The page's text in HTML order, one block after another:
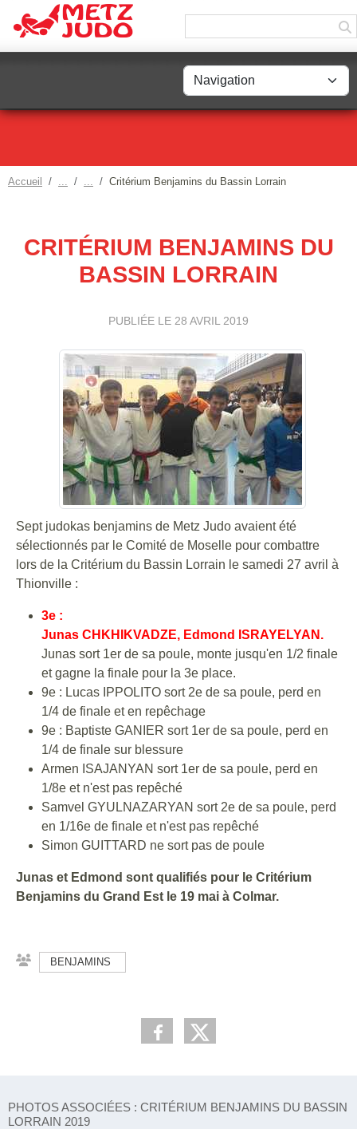
Accueil Critérium Benjamins du Bassin Lorrain
CRITÉRIUM BENJAMINS DU
BASSIN LORRAIN
PUBLIÉE LE 28 AVRIL 2019
Sept judokas benjamins de Metz Judo avaient été
sélectionnés par le Comité de Moselle pour combattre
lors de la Critérium du Bassin Lorrain le samedi 27 avril à
Thionville :
3e :
Junas CHKHIKVADZE, Edmond ISRAYELYAN.
Junas sort 1er de sa poule, monte jusqu'en 1/2 finale
et gagne la finale pour la 3e place.
9e : Lucas IPPOLITO sort 2e de sa poule, perd en
1/4 de finale et en repêchage
9e : Baptiste GANIER sort 1er de sa poule, perd en
1/4 de finale sur blessure
Armen ISAJANYAN sort 1er de sa poule, perd en
1/8e et n'est pas repêché
Samvel GYULNAZARYAN sort 2e de sa poule, perd
en 1/16e de finale et n'est pas repêché
Simon GUITTARD ne sort pas de poule
Junas et Edmond sont qualifiés pour le Critérium
Benjamins du Grand Est le 19 mai à Colmar.
BENJAMINS
PHOTOS ASSOCIÉES : CRITÉRIUM BENJAMINS DU BASSIN
LORRAIN 2019
Panneau de gestion des cookies